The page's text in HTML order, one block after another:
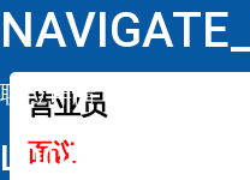
职位详情
LOOP
营业员
面议